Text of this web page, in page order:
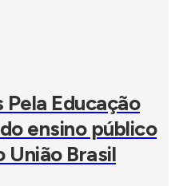
Educação
ensino público
União Brasil